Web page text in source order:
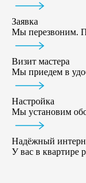
Заявка
Мы перезвоним.
Визит мастера
Мы приедем в
Настройка
Мы установим
Надёжный
У вас в квартире